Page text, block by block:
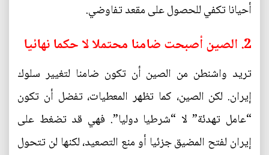
أحيانا تكفي للحصول على مقعد تفاوضي.
2. الصين أصبحت ضامنا محتملا لا حكما نهائيا
تريد واشنطن من الصين أن تكون ضامنا لتغيير سلوك
إيران. لكن الصين، كما تظهر المعطيات، تفضل أن تكون
“عامل تهدئة” لا “شرطيا دوليا”. فهي قد تضغط على
إيران لفتح المضيق جزئيا أو منع التصعيد، لكنها لن تتحول